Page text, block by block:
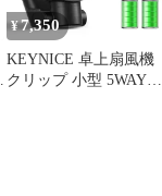
機 オフィス/キャンプ/
車中泊 シッ 79fb2175
¥7,350
KEYNICE 卓上扇風機
クリップ 小型 5WAY仕